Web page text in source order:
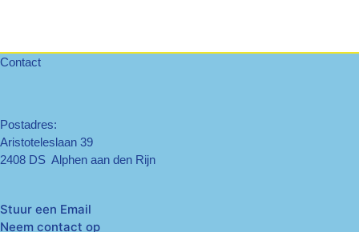
Contact
Postadres:
Aristoteleslaan 39
2408 DS Alphen aan den Rijn
Stuur een Email
Neem contact op